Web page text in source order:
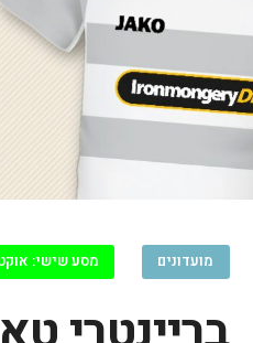
מועדונים מסע שישי: